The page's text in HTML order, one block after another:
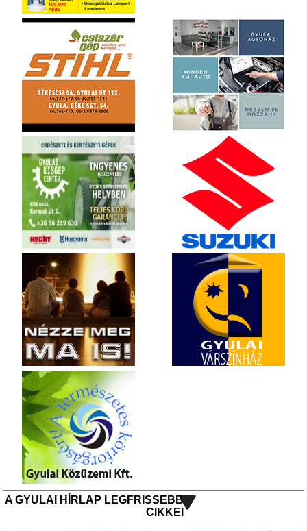
A GYULAI HÍRLAP LEGFRISSEBB
CIKKEI